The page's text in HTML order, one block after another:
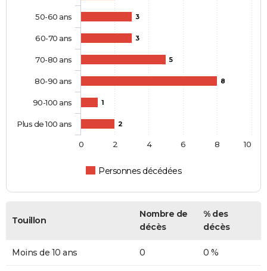
3
3
5
8
1
2
Personnes décédées
50-60 ans
60-70 ans
70-80 ans
80-90 ans
90-100 ans
Plus de 100 ans
0 2 4 6 8 10
Touillon
Nombre de
décès
% des
décès
Moins de 10 ans 0 0 %